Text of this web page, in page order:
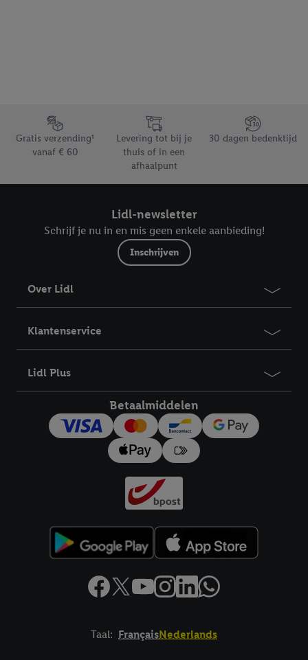
Footerelement met de verschillende USPs van Lidl.be
Gratis verzending¹
vanaf € 60
Levering tot bij je
thuis of in een
afhaalpunt
30 dagen bedenktijd
Lidl-newsletter
Schrijf je nu in en mis geen enkele aanbieding!
Inschrijven
Over Lidl
Klantenservice
Lidl Plus
Betaalmiddelen
Taal: FrançaisNederlands